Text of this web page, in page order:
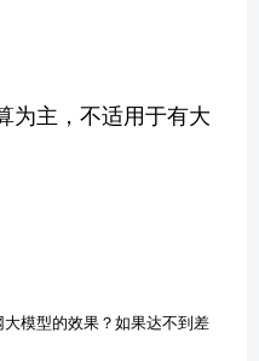
为主，不适用于有大
模型的效果？如果达不到差